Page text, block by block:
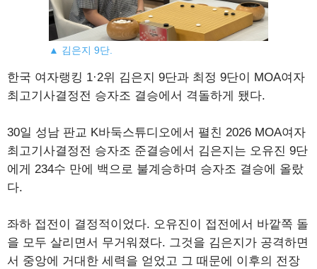
▲ 김은지 9단.
한국 여자랭킹 1·2위 김은지 9단과 최정 9단이 MOA여자
최고기사결정전 승자조 결승에서 격돌하게 됐다.
30일 성남 판교 K바둑스튜디오에서 펼친 2026 MOA여자
최고기사결정전 승자조 준결승에서 김은지는 오유진 9단
에게 234수 만에 백으로 불계승하며 승자조 결승에 올랐
다.
좌하 접전이 결정적이었다. 오유진이 접전에서 바깥쪽 돌
을 모두 살리면서 무거워졌다. 그것을 김은지가 공격하면
서 중앙에 거대한 세력을 얻었고 그 때문에 이후의 전장